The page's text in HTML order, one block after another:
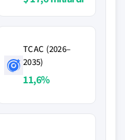
TCAC (2026–
2035)
11,6%